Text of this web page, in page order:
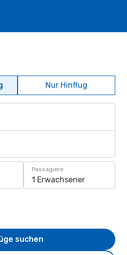
Nur Hinflug
Passagiere
1 Erwachsener
suchen